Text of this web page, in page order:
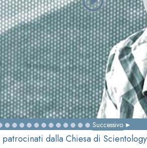
Successivo
patrocinati dalla Chiesa di Scientology